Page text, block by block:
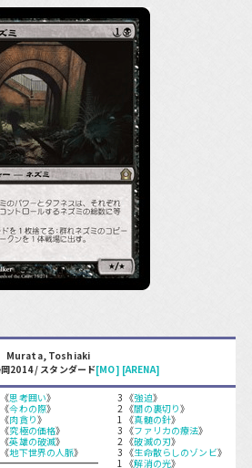
Murata, Toshiaki
2014 / スタンダード[MO] [ARENA]
思考囲い》
今わの際》
肉貪り》
究極の価格》
英雄の破滅》
地下世界の人脈》
3 《強迫》
2 《闇の裏切り》
1 《真髄の針》
3 《ファリカの療法》
2 《破滅の刃》
3 《生命散らしのゾンビ》
1 《解消の光》